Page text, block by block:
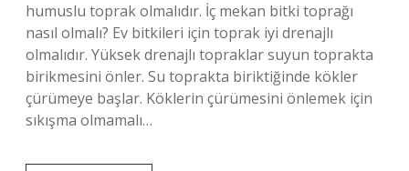
humuslu toprak olmalıdır. İç mekan bitki toprağı
nasıl olmalı? Ev bitkileri için toprak iyi drenajlı
olmalıdır. Yüksek drenajlı topraklar suyun toprakta
birikmesini önler. Su toprakta biriktiğinde kökler
çürümeye başlar. Köklerin çürümesini önlemek için
sıkışma olmamalı…